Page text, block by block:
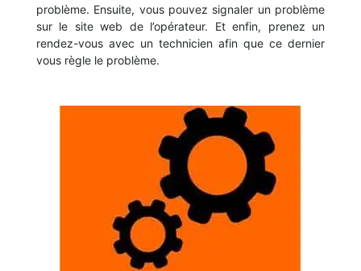
problème. Ensuite, vous pouvez signaler un problème
sur le site web de l’opérateur. Et enfin, prenez un
rendez-vous avec un technicien afin que ce dernier
vous règle le problème.